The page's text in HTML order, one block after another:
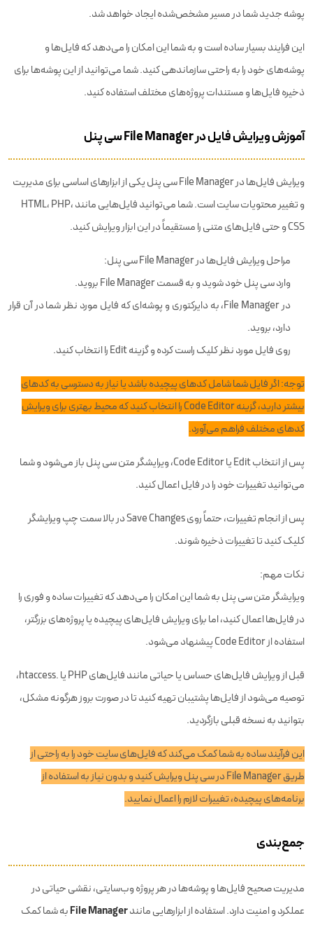
پوشه جدید شما در مسیر مشخص‌شده ایجاد خواهد شد.
این فرایند بسیار ساده است و به شما این امکان را می‌دهد که فایل‌ها و
پوشه‌های خود را به راحتی سازماندهی کنید. شما می‌توانید از این پوشه‌ها برای
ذخیره فایل‌ها و مستندات پروژه‌های مختلف استفاده کنید.
آموزش ویرایش فایل در File Manager سی پنل
ویرایش فایل‌ها در File Manager سی پنل یکی از ابزارهای اساسی برای مدیریت
و تغییر محتویات سایت است. شما می‌توانید فایل‌هایی مانند HTML، PHP،
CSS و حتی فایل‌های متنی را مستقیماً در این ابزار ویرایش کنید.
مراحل ویرایش فایل‌ها در File Manager سی پنل:
وارد سی پنل خود شوید و به قسمت File Manager بروید.
در File Manager، به دایرکتوری و پوشه‌ای که فایل مورد نظر شما در آن قرار
دارد، بروید.
روی فایل مورد نظر کلیک راست کرده و گزینه Edit را انتخاب کنید.
توجه: اگر فایل شما شامل کدهای پیچیده باشد یا نیاز به دسترسی به کدهای
بیشتر دارید، گزینه Code Editor را انتخاب کنید که محیط بهتری برای ویرایش
کدهای مختلف فراهم می‌آورد.
پس از انتخاب Edit یا Code Editor، ویرایشگر متن سی پنل باز می‌شود و شما
می‌توانید تغییرات خود را در فایل اعمال کنید.
پس از انجام تغییرات، حتماً روی Save Changes در بالا سمت چپ ویرایشگر
کلیک کنید تا تغییرات ذخیره شوند.
نکات مهم:
ویرایشگر متن سی پنل به شما این امکان را می‌دهد که تغییرات ساده و فوری را
در فایل‌ها اعمال کنید، اما برای ویرایش فایل‌های پیچیده یا پروژه‌های بزرگتر،
استفاده از Code Editor پیشنهاد می‌شود.
قبل از ویرایش فایل‌های حساس یا حیاتی مانند فایل‌های PHP یا .htaccess،
توصیه می‌شود از فایل‌ها پشتیبان تهیه کنید تا در صورت بروز هرگونه مشکل،
بتوانید به نسخه قبلی بازگردید.
این فرآیند ساده به شما کمک می‌کند که فایل‌های سایت خود را به راحتی از
طریق File Manager در سی پنل ویرایش کنید و بدون نیاز به استفاده از
برنامه‌های پیچیده، تغییرات لازم را اعمال نمایید.
جمع‌بندی
مدیریت صحیح فایل‌ها و پوشه‌ها در هر پروژه وب‌سایتی، نقشی حیاتی در
عملکرد و امنیت دارد. استفاده از ابزارهایی مانندFile Managerبه شما کمک